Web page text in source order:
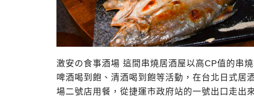
激安の食事酒場 這間串燒居酒屋以高CP值的串
啤酒喝到飽、清酒喝到飽等活動，在台北日式居
場二號店用餐，從捷運市政府站的一號出口走出